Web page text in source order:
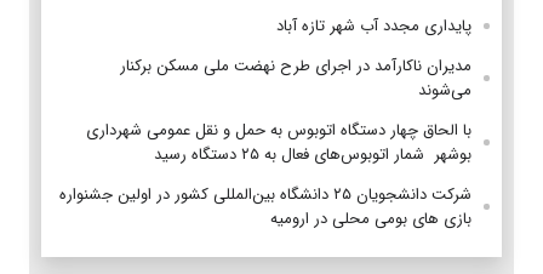
پایداری مجدد آب شهر تازه آباد
مدیران ناکارآمد در اجرای طرح نهضت ملی مسکن برکنار
می‌شوند
با الحاق چهار دستگاه اتوبوس به حمل و نقل عمومی شهرداری
بوشهر شمار اتوبوس‌های فعال به ۲۵ دستگاه رسید
شرکت دانشجویان ۲۵ دانشگاه بین‌المللی کشور در اولین جشنواره
بازی های بومی محلی در ارومیه